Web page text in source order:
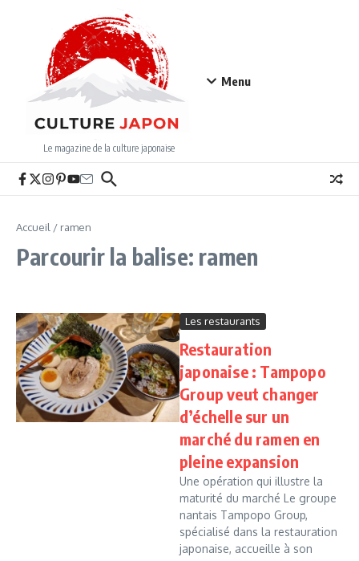
Le magazine de la culture japonaise
Menu
Accueil / ramen
Parcourir la balise: ramen
Les restaurants
Restauration
japonaise : Tampopo
Group veut changer
d’échelle sur un
marché du ramen en
pleine expansion
Une opération qui illustre la
maturité du marché Le groupe
nantais Tampopo Group,
spécialisé dans la restauration
japonaise, accueille à son